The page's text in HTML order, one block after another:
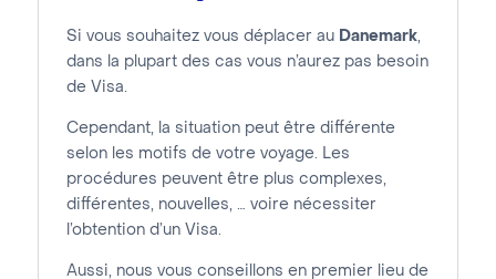
Si vous souhaitez vous déplacer au Danemark,
dans la plupart des cas vous n’aurez pas besoin
de Visa.
Cependant, la situation peut être différente
selon les motifs de votre voyage. Les
procédures peuvent être plus complexes,
différentes, nouvelles, … voire nécessiter
l’obtention d’un Visa.
Aussi, nous vous conseillons en premier lieu de